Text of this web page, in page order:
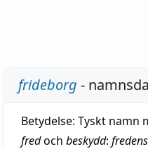
frideborg -
Betydelse: Tyskt namn
fredoch beskydd: